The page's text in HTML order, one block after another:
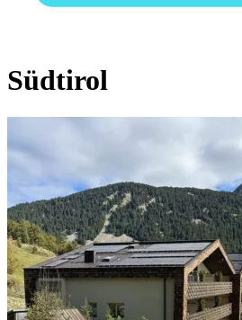
Südtirol